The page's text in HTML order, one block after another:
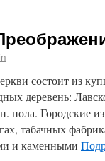
состоит из
деревень:
пола. Городские
табачных
и каменными